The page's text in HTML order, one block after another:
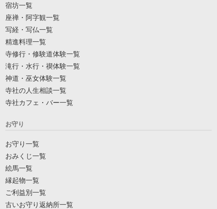
宿坊一覧
座禅・阿字観一覧
写経・写仏一覧
精進料理一覧
寺修行・修験道体験一覧
滝行・水行・禊体験一覧
神道・巫女体験一覧
寺社の人生相談一覧
寺社カフェ・バー一覧
お守り
お守り一覧
おみくじ一覧
絵馬一覧
縁起物一覧
ご利益別一覧
古いお守り返納所一覧